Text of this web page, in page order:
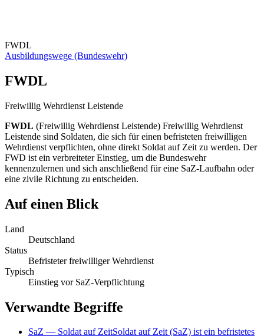
FWDL
Ausbildungswege (Bundeswehr)
FWDL
Freiwillig Wehrdienst Leistende
FWDL (Freiwillig Wehrdienst Leistende) Freiwillig Wehrdienst
Leistende sind Soldaten, die sich für einen befristeten freiwilligen
Wehrdienst verpflichten, ohne direkt Soldat auf Zeit zu werden. Der
FWD ist ein verbreiteter Einstieg, um die Bundeswehr
kennenzulernen und sich anschließend für eine SaZ-Laufbahn oder
eine zivile Richtung zu entscheiden.
Auf einen Blick
Land
Deutschland
Status
Befristeter freiwilliger Wehrdienst
Typisch
Einstieg vor SaZ-Verpflichtung
Verwandte Begriffe
SaZ — Soldat auf ZeitSoldat auf Zeit (SaZ) ist ein befristetes